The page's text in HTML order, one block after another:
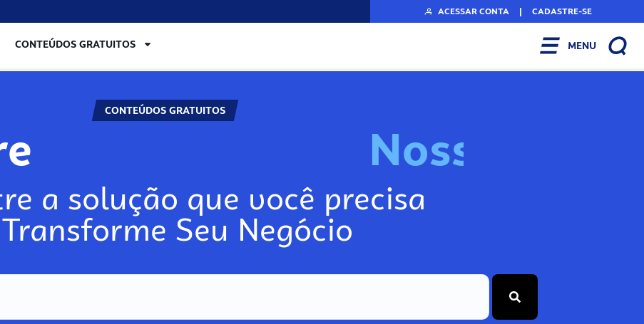
ACESSAR CONTA | CADASTRE-SE
CONTEÚDOS GRATUITOS MENU
CONTEÚDOS GRATUITOS
No
a solução que você precisa
Seu Negócio